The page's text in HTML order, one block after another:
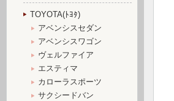
TOYOTA(ﾄﾖﾀ)
アベンシスセダン
アベンシスワゴン
ヴェルファイア
エスティマ
カローラスポーツ
サクシードバン